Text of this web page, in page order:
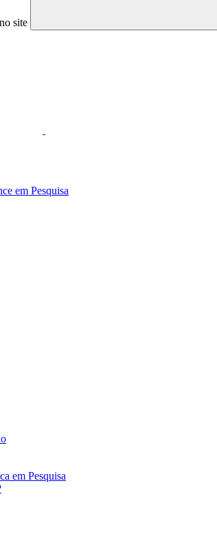
site
Buscar
em Pesquisa
em Pesquisa